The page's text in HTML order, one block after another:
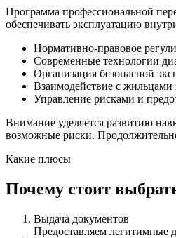
Программа профессиональной
обеспечивать эксплуатацию
Нормативно-правовое
Современные технологии
Организация безопасной
Взаимодействие с жильцами
Управление рисками и
Внимание уделяется развитию
возможные риски.
Какие плюсы
Почему стоит
Выдача документов
Предоставляем